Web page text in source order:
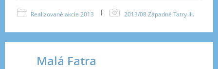
Realizované akcie 2013 | 2013/08 Západné Tatry III.
Malá Fatra